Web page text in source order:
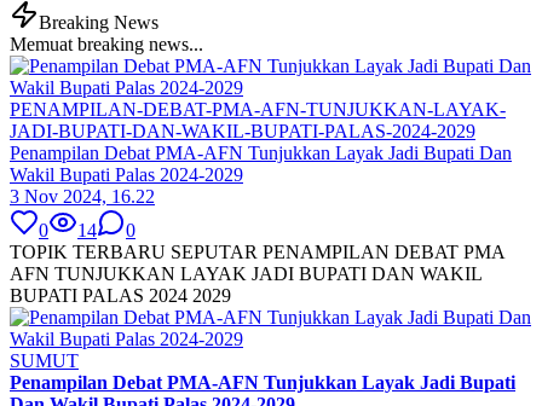
Breaking News
Memuat breaking news...
PENAMPILAN-DEBAT-PMA-AFN-TUNJUKKAN-LAYAK-
JADI-BUPATI-DAN-WAKIL-BUPATI-PALAS-2024-2029
Penampilan Debat PMA-AFN Tunjukkan Layak Jadi Bupati Dan
Wakil Bupati Palas 2024-2029
3 Nov 2024, 16.22
0
14
0
TOPIK TERBARU SEPUTAR PENAMPILAN DEBAT PMA
AFN TUNJUKKAN LAYAK JADI BUPATI DAN WAKIL
BUPATI PALAS 2024 2029
SUMUT
Penampilan Debat PMA-AFN Tunjukkan Layak Jadi Bupati